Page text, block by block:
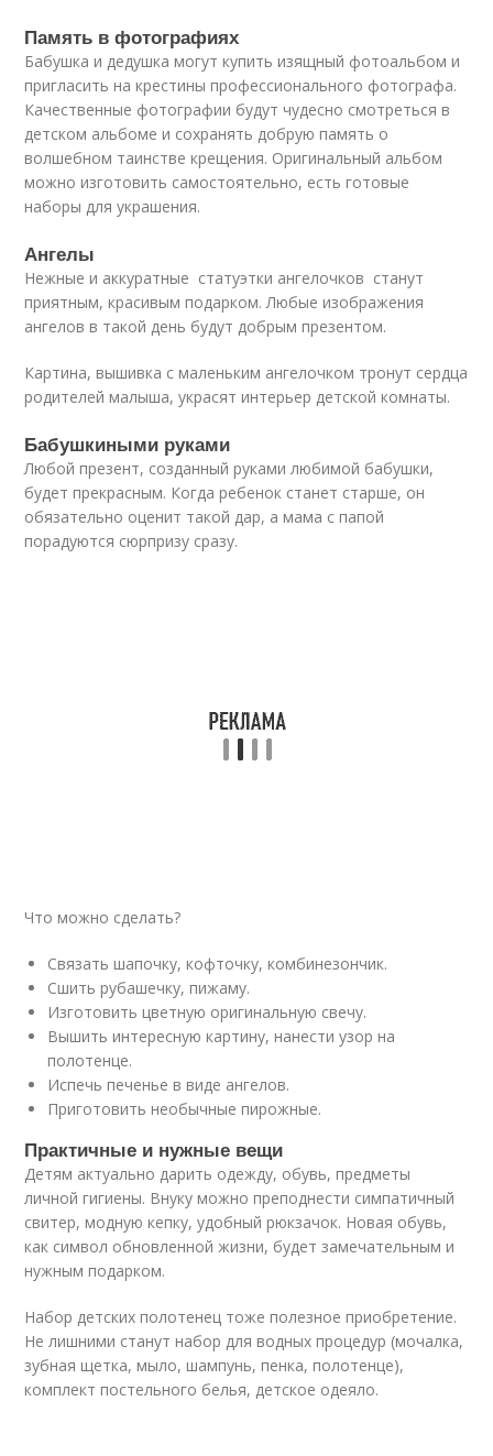
Память в фотографиях
Бабушка и дедушка могут купить изящный фотоальбом и
пригласить на крестины профессионального фотографа.
Качественные фотографии будут чудесно смотреться в
детском альбоме и сохранять добрую память о
волшебном таинстве крещения. Оригинальный альбом
можно изготовить самостоятельно, есть готовые
наборы для украшения.
Ангелы
Нежные и аккуратные статуэтки ангелочков станут
приятным, красивым подарком. Любые изображения
ангелов в такой день будут добрым презентом.
Картина, вышивка с маленьким ангелочком тронут сердца
родителей малыша, украсят интерьер детской комнаты.
Бабушкиными руками
Любой презент, созданный руками любимой бабушки,
будет прекрасным. Когда ребенок станет старше, он
обязательно оценит такой дар, а мама с папой
порадуются сюрпризу сразу.
Что можно сделать?
Связать шапочку, кофточку, комбинезончик.
Сшить рубашечку, пижаму.
Изготовить цветную оригинальную свечу.
Вышить интересную картину, нанести узор на
полотенце.
Испечь печенье в виде ангелов.
Приготовить необычные пирожные.
Практичные и нужные вещи
Детям актуально дарить одежду, обувь, предметы
личной гигиены. Внуку можно преподнести симпатичный
свитер, модную кепку, удобный рюкзачок. Новая обувь,
как символ обновленной жизни, будет замечательным и
нужным подарком.
Набор детских полотенец тоже полезное приобретение.
Не лишними станут набор для водных процедур (мочалка,
зубная щетка, мыло, шампунь, пенка, полотенце),
комплект постельного белья, детское одеяло.